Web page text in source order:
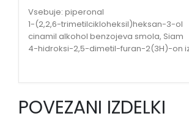
Vsebuje: piperonal
1-(2,2,6-trimetilcikloheksil)heksan-3-ol
cinamil alkohol benzojeva smola, Siam
4-hidroksi-2,5-dimetil-furan-2(3H)-on
POVEZANI IZDELKI